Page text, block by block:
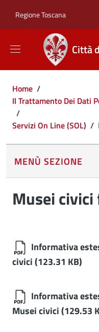
Regione Toscana
Città
Briciole di
Home /
Il Trattamento Dei Dati
/
Servizi On Line (SOL) /
MENÙ SEZIONE
Musei
Informativa
civici(123.31 KB)
Informativa
Musei civici(129.53